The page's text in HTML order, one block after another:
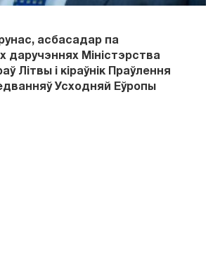
асбасадар па
даручэннях Міністэрства
Літвы і кіраўнік Праўлення
Усходняй Еўропы